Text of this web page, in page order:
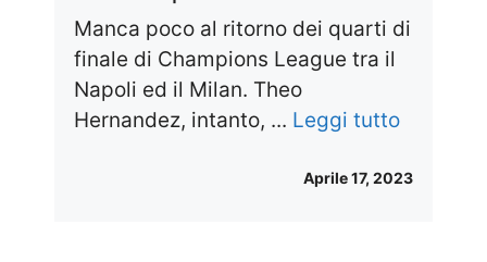
Manca poco al ritorno dei quarti di
finale di Champions League tra il
Napoli ed il Milan. Theo
Hernandez, intanto, ... Leggi tutto
Aprile 17, 2023